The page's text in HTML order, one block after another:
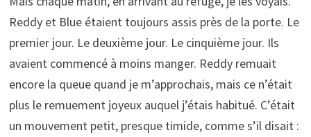
Reddy et Blue étaient toujours assis près de la porte. Le
premier jour. Le deuxième jour. Le cinquième jour. Ils
avaient commencé à moins manger. Reddy remuait
encore la queue quand je m’approchais, mais ce n’était
plus le remuement joyeux auquel j’étais habitué. C’était
un mouvement petit, presque timide, comme s’il disait :